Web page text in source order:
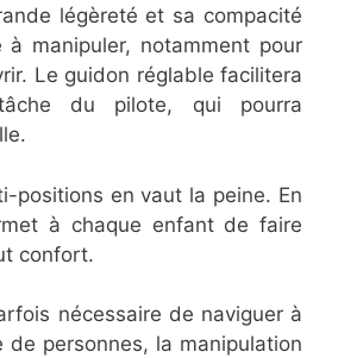
légèreté et sa compacité
manipuler, notamment pour
Le guidon réglable facilitera
du pilote, qui pourra
positions en vaut la peine. En
à chaque enfant de faire
confort.
nécessaire de naviguer à
de personnes, la manipulation